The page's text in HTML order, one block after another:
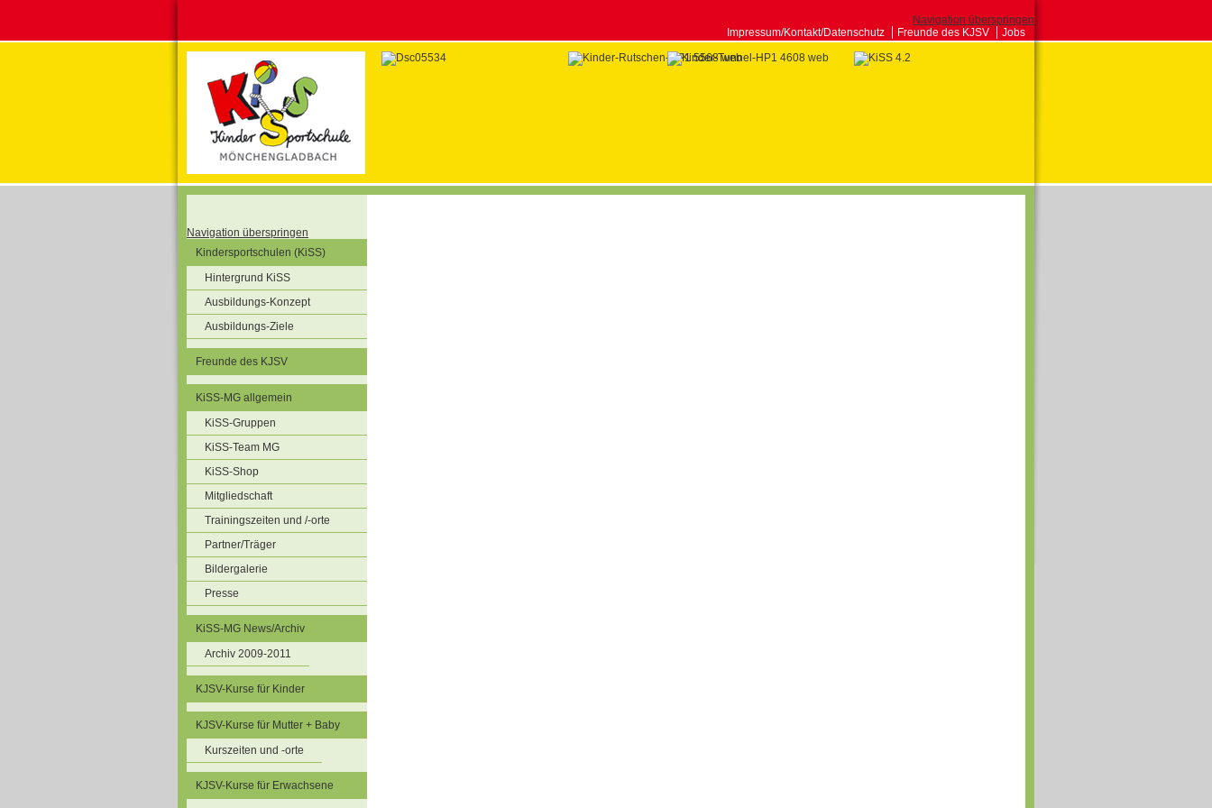
Navigation überspringen
Impressum/Kontakt/Datenschutz
Freunde des KJSV Jobs
Navigation überspringen
Kindersportschulen (KiSS)
Hintergrund KiSS
Ausbildungs-Konzept
Ausbildungs-Ziele
Freunde des KJSV
KiSS-MG allgemein
KiSS-Gruppen
KiSS-Team MG
KiSS-Shop
Mitgliedschaft
Trainingszeiten und /-orte
Partner/Träger
Bildergalerie
Presse
KiSS-MG News/Archiv
Archiv 2009-2011
KJSV-Kurse für Kinder
KJSV-Kurse für Mutter + Baby
Kurszeiten und -orte
KJSV-Kurse für Erwachsene